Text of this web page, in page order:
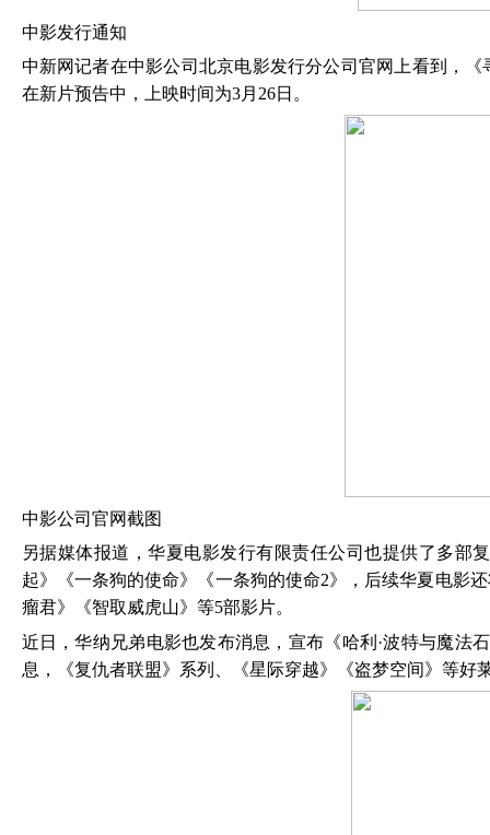
中影发行通知
中新网记者在中影公司北京电影发行分公司官网上看到，
在新片预告中，上映时间为3月26日。
中影公司官网截图
另据媒体报道，华夏电影发行有限责任公司也提供了多部
起》《一条狗的使命》《一条狗的使命2》，后续华夏电影
瘤君》《智取威虎山》等5部影片。
近日，华纳兄弟电影也发布消息，宣布《哈利 ·波特与魔法
息，《复仇者联盟》系列、《星际穿越》《盗梦空间》等好